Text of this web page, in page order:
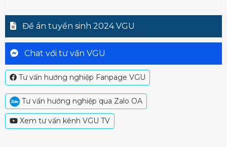
Đề án tuyển sinh 2024 VGU
Chat với tư vấn VGU
Tư vấn hướng nghiệp Fanpage VGU
Tư vấn hướng nghiệp qua Zalo OA
Xem tư vấn kênh VGU TV